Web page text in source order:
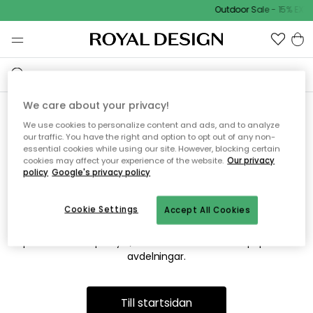
Outdoor Sale - 15%
Vi hittar tyvärr inte sidan du
söker
Detta kan bero på att sidan inte längre finns eller att den har
flyttats. Vi ber om ursäkt för besväret. I menyn ovan kan du
prova att söka på nytt, eller besöka en av våra populära
avdelningar.
Till startsidan
We care about your privacy!
We use cookies to personalize content and ads, and to analyze
our traffic. You have the right and option to opt out of any non-
essential cookies while using our site. However, blocking certain
cookies may affect your experience of the website. Our privacy
policy Google's privacy policy
Accept All Cookies
Cookie Settings